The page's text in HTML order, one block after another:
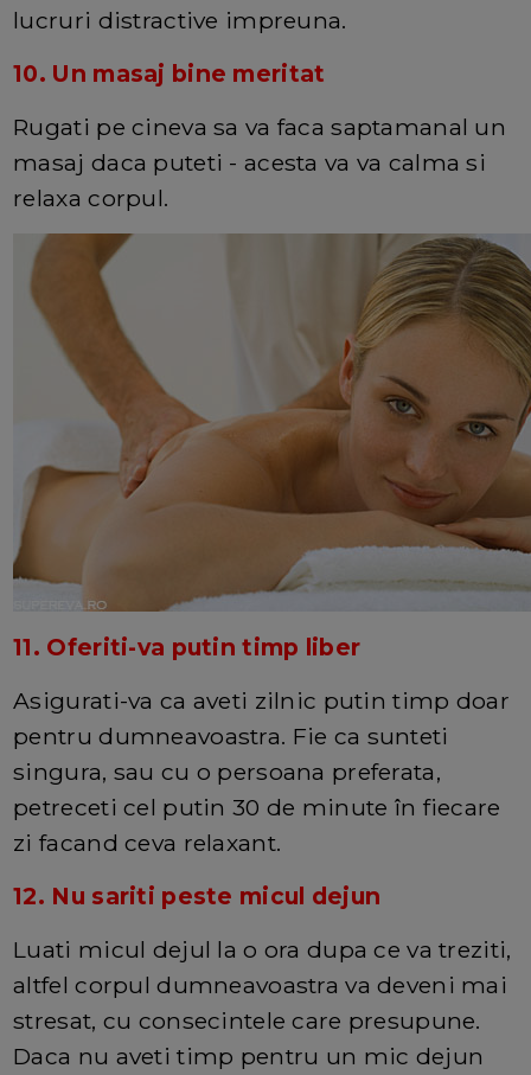
lucruri distractive impreuna.
10. Un masaj bine meritat
Rugati pe cineva sa va faca saptamanal un
masaj daca puteti - acesta va va calma si
relaxa corpul.
11. Oferiti-va putin timp liber
Asigurati-va ca aveti zilnic putin timp doar
pentru dumneavoastra. Fie ca sunteti
singura, sau cu o persoana preferata,
petreceti cel putin 30 de minute în fiecare
zi facand ceva relaxant.
12. Nu sariti peste micul dejun
Luati micul dejul la o ora dupa ce va treziti,
altfel corpul dumneavoastra va deveni mai
stresat, cu consecintele care presupune.
Daca nu aveti timp pentru un mic dejun